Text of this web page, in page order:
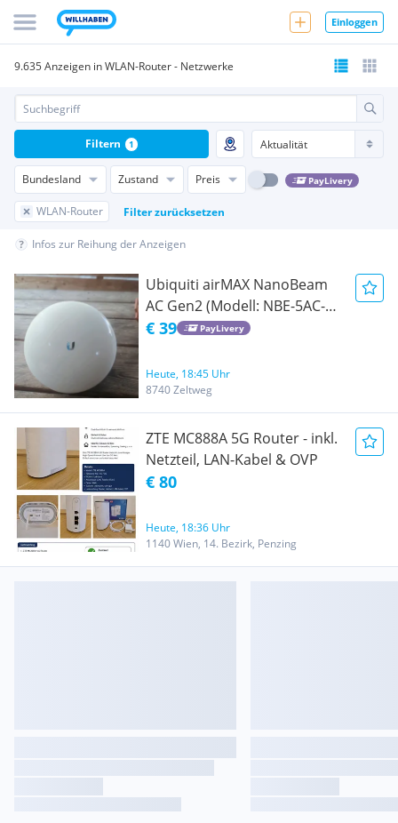
Einloggen
9.635 Anzeigen in WLAN-Router - Netzwerke
Bundesland Zustand Preis PayLivery
WLAN-Router Filter zurücksetzen
Filtern 1
Infos zur Reihung der Anzeigen
Ubiquiti airMAX NanoBeam
AC Gen2 (Modell: NBE-5AC-
Gen2)
€ 39 PayLivery
Heute, 18:45 Uhr
8740 Zeltweg
ZTE MC888A 5G Router - inkl.
Netzteil, LAN-Kabel & OVP
€ 80
Heute, 18:36 Uhr
1140 Wien, 14. Bezirk, Penzing